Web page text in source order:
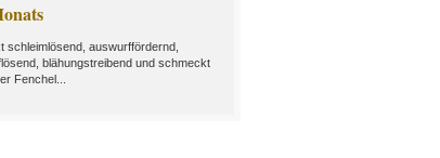
schleimlösend, auswurffördernd,
blähungstreibend und schmeckt
Fenchel...